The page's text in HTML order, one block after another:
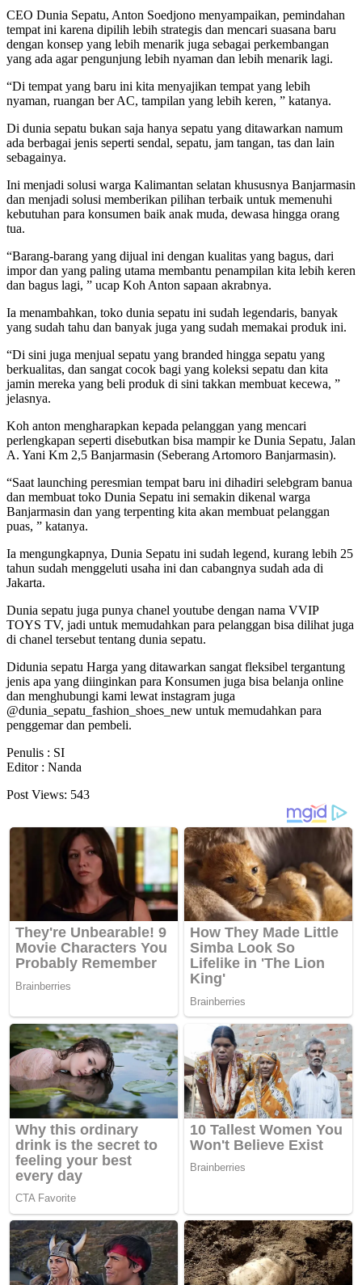
CEO Dunia Sepatu, Anton Soedjono menyampaikan, pemindahan
tempat ini karena dipilih lebih strategis dan mencari suasana baru
dengan konsep yang lebih menarik juga sebagai perkembangan
yang ada agar pengunjung lebih nyaman dan lebih menarik lagi.
“Di tempat yang baru ini kita menyajikan tempat yang lebih
nyaman, ruangan ber AC, tampilan yang lebih keren, ” katanya.
Di dunia sepatu bukan saja hanya sepatu yang ditawarkan namum
ada berbagai jenis seperti sendal, sepatu, jam tangan, tas dan lain
sebagainya.
Ini menjadi solusi warga Kalimantan selatan khususnya Banjarmasin
dan menjadi solusi memberikan pilihan terbaik untuk memenuhi
kebutuhan para konsumen baik anak muda, dewasa hingga orang
tua.
“Barang-barang yang dijual ini dengan kualitas yang bagus, dari
impor dan yang paling utama membantu penampilan kita lebih keren
dan bagus lagi, ” ucap Koh Anton sapaan akrabnya.
Ia menambahkan, toko dunia sepatu ini sudah legendaris, banyak
yang sudah tahu dan banyak juga yang sudah memakai produk ini.
“Di sini juga menjual sepatu yang branded hingga sepatu yang
berkualitas, dan sangat cocok bagi yang koleksi sepatu dan kita
jamin mereka yang beli produk di sini takkan membuat kecewa, ”
jelasnya.
Koh anton mengharapkan kepada pelanggan yang mencari
perlengkapan seperti disebutkan bisa mampir ke Dunia Sepatu, Jalan
A. Yani Km 2,5 Banjarmasin (Seberang Artomoro Banjarmasin).
“Saat launching peresmian tempat baru ini dihadiri selebgram banua
dan membuat toko Dunia Sepatu ini semakin dikenal warga
Banjarmasin dan yang terpenting kita akan membuat pelanggan
puas, ” katanya.
Ia mengungkapnya, Dunia Sepatu ini sudah legend, kurang lebih 25
tahun sudah menggeluti usaha ini dan cabangnya sudah ada di
Jakarta.
Dunia sepatu juga punya chanel youtube dengan nama VVIP
TOYS TV, jadi untuk memudahkan para pelanggan bisa dilihat juga
di chanel tersebut tentang dunia sepatu.
Didunia sepatu Harga yang ditawarkan sangat fleksibel tergantung
jenis apa yang diinginkan para Konsumen juga bisa belanja online
dan menghubungi kami lewat instagram juga
@dunia_sepatu_fashion_shoes_new untuk memudahkan para
penggemar dan pembeli.
Penulis : SI
Editor : Nanda
Post Views: 543